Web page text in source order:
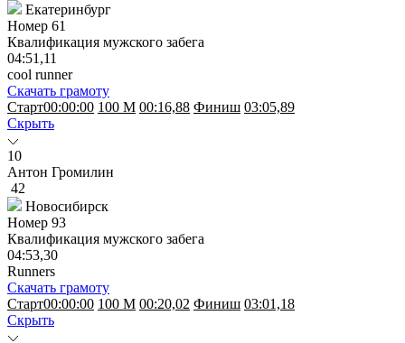
Екатеринбург
Номер 61
Квалификация мужского забега
04:51,11
cool runner
Скачать грамоту
Старт00:00:00 100 M 00:16,88 Финиш 03:05,89
Скрыть
10
Антон Громилин
42
Новосибирск
Номер 93
Квалификация мужского забега
04:53,30
Runners
Скачать грамоту
Старт00:00:00 100 M 00:20,02 Финиш 03:01,18
Скрыть